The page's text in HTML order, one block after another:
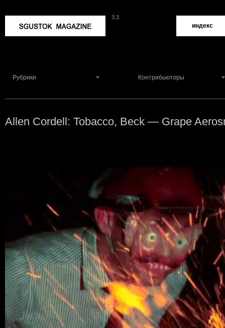
3.3
индекс
Рубрики Контрибьюторы
Allen Cordell: Tobacco, Beck — Grape